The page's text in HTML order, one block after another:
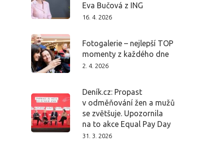
Eva Bučová z ING
16. 4. 2026
Fotogalerie – nejlepší TOP
momenty z každého dne
2. 4. 2026
Deník.cz: Propast
v odměňování žen a mužů
se zvětšuje. Upozornila
na to akce Equal Pay Day
31. 3. 2026